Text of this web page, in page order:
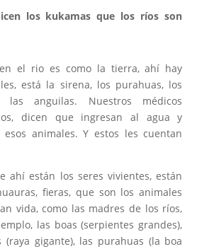
los kukamas que los ríos son
el rio es como la tierra, ahí hay
está la sirena, los purahuas, los
las anguilas. Nuestros médicos
dicen que ingresan al agua y
esos animales. Y estos les cuentan
ahí están los seres vivientes, están
fieras, que son los animales
vida, como las madres de los ríos,
las boas (serpientes grandes),
(raya gigante), las purahuas (la boa